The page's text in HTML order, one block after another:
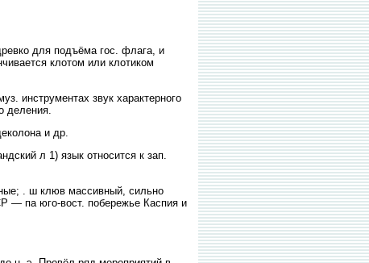
для подъёма гос. флага, и
клотом или клотиком
инструментах звук характерного
деления.
и др.
л 1) язык относится к зап.
. ш клюв массивный, сильно
— па юго-вост. побережье Каспия и